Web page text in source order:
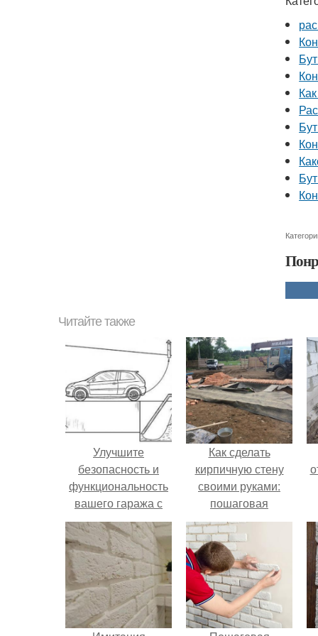
Читайте также
Улучшите
безопасность и
функциональность
вашего гаража с
помощью этой
вытяжки
Как сделать
кирпичную стену
своими руками:
пошаговая
инструкция